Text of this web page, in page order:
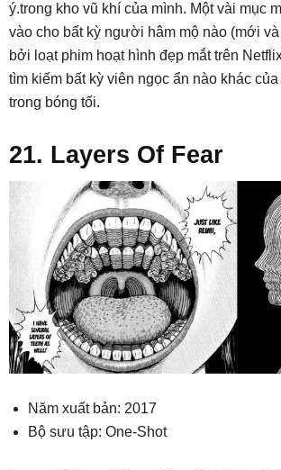
ý.trong kho vũ khí của mình. Một vài mục
vào cho bất kỳ người hâm mộ nào (mới
bởi loạt phim hoạt hình đẹp mắt trên
tìm kiếm bất kỳ viên ngọc ẩn nào khác
trong bóng tối.
21. Layers Of Fear
Năm xuất bản: 2017
Bộ sưu tập: One-Shot